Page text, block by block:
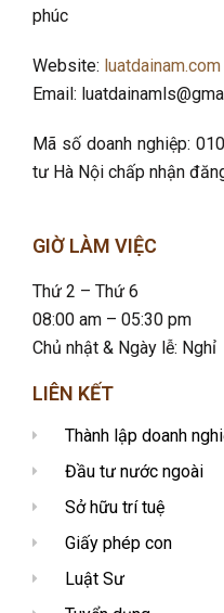
phúc
Website: luatdainam.com
Email:
Mã số doanh nghiệp:
tư Hà Nội chấp nhận
GIỜ LÀM VIỆC
Thứ 2 – Thứ 6
08:00 am – 05:30 pm
Chủ nhật & Ngày lễ: Nghỉ
LIÊN KẾT
Thành lập doanh
Đầu tư nước ngoài
Sở hữu trí tuệ
Giấy phép con
Luật Sư